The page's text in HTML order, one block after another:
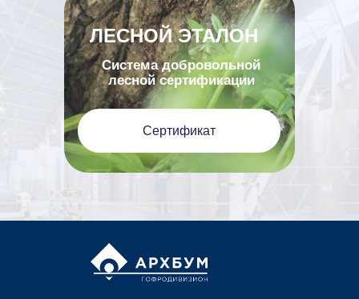
Сертификат
ЛЕСНОЙ ЭТАЛОН
Система добровольной
лесной сертификации